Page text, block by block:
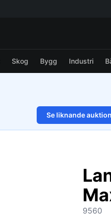
Skog Bygg Industri
Se liknande
1/8
9560